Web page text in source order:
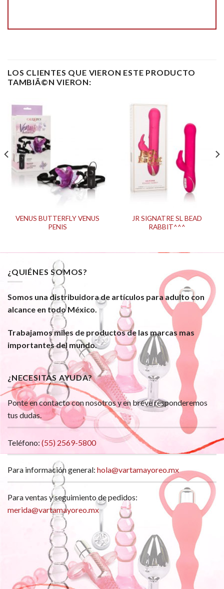
LOS CLIENTES QUE VIERON ESTE PRODUCTO
TAMBIÃ©N VIERON:
VENUS BUTTERFLY VENUS
PENIS
JR SIGNATRE SL BEAD
RABBIT^^^
¿QUIÉNES SOMOS?
Somos una distribuidora de artículos para adulto con
alcance en todo México.
Trabajamos miles de productos de las marcas mas
importantes del mundo.
¿NECESITAS AYUDA?
Ponte en contacto con nosotros y en breve responderemos
tus dudas.
Teléfono: (55) 2569-5800
Para información general: hola@vartamayoreo.mx
Para ventas y seguimiento de pedidos:
merida@vartamayoreo.mx